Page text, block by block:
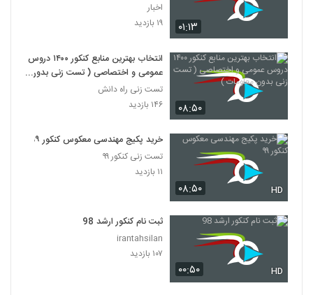
۰۱:۱۳
اخبار
۱۹ بازدید
۰۸:۵۰
انتخاب بهترین منابع کنکور ۱۴۰۰ دروس
عمومی و اختصاصی ( تست زنی بدون
معلومات )
تست زنی راه دانش
۱۴۶ بازدید
۰۸:۵۰ HD
خرید پکیج مهندسی معکوس کنکور ۹۹
تست زنی کنکور ۹۹
۱۱ بازدید
۰۰:۵۰ HD
ثبت نام کنکور ارشد 98
irantahsilan
۱۰۷ بازدید